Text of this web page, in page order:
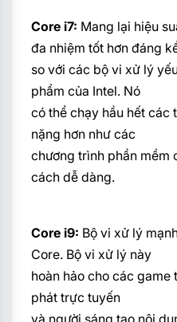
Core i7: Mang lại hiệu
đa nhiệm tốt hơn đáng
so với các bộ vi xử lý
phẩm của Intel. Nó
có thể chạy hầu hết các
nặng hơn như các
chương trình phần mềm
cách dễ dàng.
Core i9: Bộ vi xử lý
Core. Bộ vi xử lý này
hoàn hảo cho các game
phát trực tuyến